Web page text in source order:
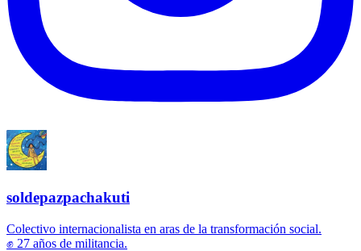
soldepazpachakuti
Colectivo internacionalista en aras de la transformación social.
✊ 27 años de militancia.